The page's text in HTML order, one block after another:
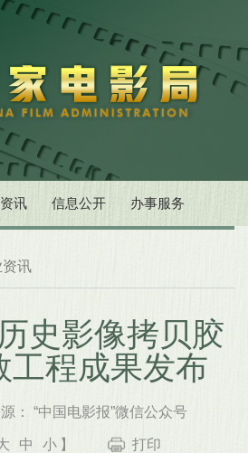
讯 信息公开 办事服务
讯
史影像拷贝胶
工程成果发布
： “中国电影报”微信公众号
中 小 】 打印